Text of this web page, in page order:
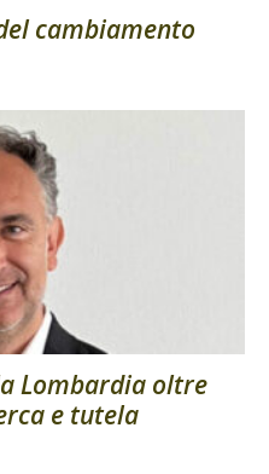
cambiamento
Lombardia oltre
e tutela